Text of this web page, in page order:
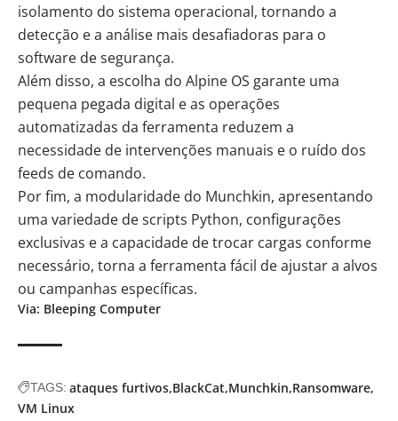
isolamento do sistema operacional, tornando a
detecção e a análise mais desafiadoras para o
software de segurança.
Além disso, a escolha do Alpine OS garante uma
pequena pegada digital e as operações
automatizadas da ferramenta reduzem a
necessidade de intervenções manuais e o ruído dos
feeds de comando.
Por fim, a modularidade do Munchkin, apresentando
uma variedade de scripts Python, configurações
exclusivas e a capacidade de trocar cargas conforme
necessário, torna a ferramenta fácil de ajustar a alvos
ou campanhas específicas.
Via: Bleeping Computer
TAGS: ataques furtivos BlackCat Munchkin Ransomware
VM Linux